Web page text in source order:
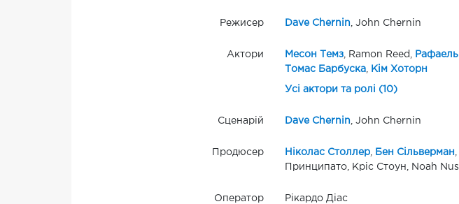
Режисер Dave Chernin , John Chernin
Актори Месон Темз, Ramon Reed,
Томас Барбуска, Кім Хоторн
Усі актори та ролі (10)
Сценарій Dave Chernin , John Chernin
Продюсер Ніколас Столлер, Бен Сільверман
Принципато, Кріс Стоун, Noah
Оператор Рікардо Діас